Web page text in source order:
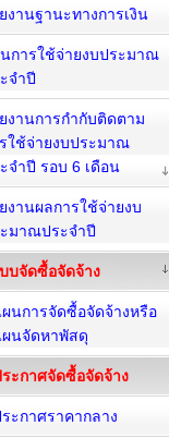
งานฐานะทางการเงิน
การใช้จ่ายงบประมาณ
จำปี
งานการกำกับติดตาม
ใช้จ่ายงบประมาณ
จำปี รอบ 6 เดือน
งานผลการใช้จ่ายงบ
มาณประจำปี
บจัดซื้อจัดจ้าง
นการจัดซื้อจัดจ้างหรือ
ผนจัดหาพัสดุ
ะกาศจัดซื้อจัดจ้าง
ะกาศราคากลาง